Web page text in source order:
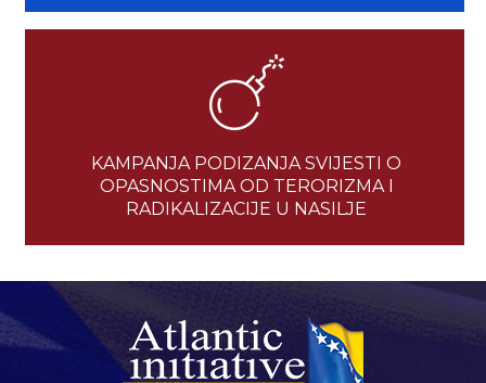
KAMPANJA PODIZANJA SVIJESTI O
OPASNOSTIMA OD TERORIZMA I
RADIKALIZACIJE U NASILJE